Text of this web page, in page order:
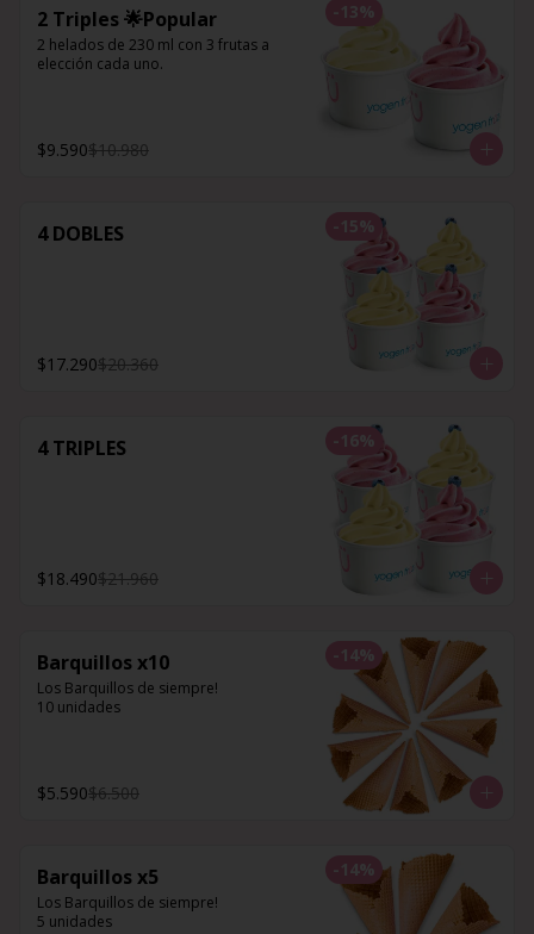
-13%
2 Triples 🌟Popular
2 helados de 230 ml con 3 frutas a
elección cada uno.
$9.590$10.980
-15%
4 DOBLES
$17.290$20.360
-16%
4 TRIPLES
$18.490$21.960
-14%
Barquillos x10
Los Barquillos de siempre!
10 unidades
$5.590$6.500
-14%
Barquillos x5
Los Barquillos de siempre!
5 unidades